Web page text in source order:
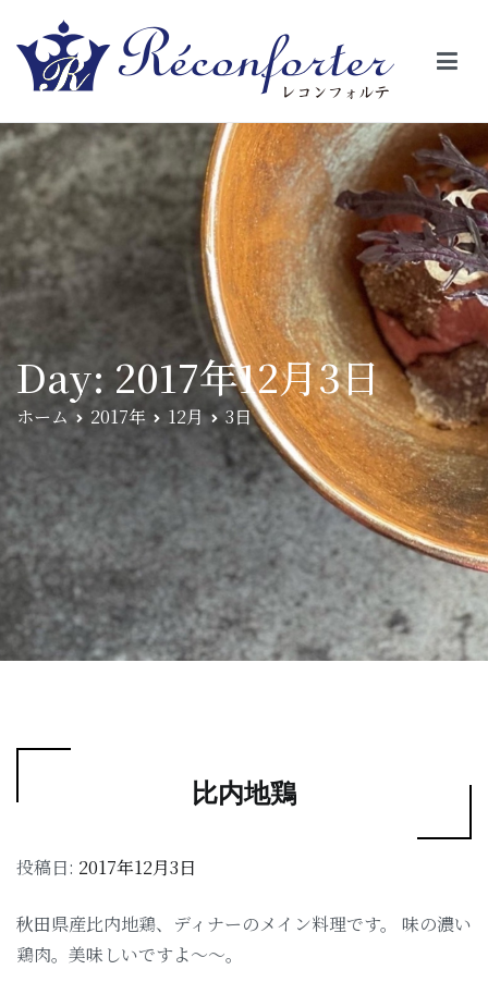
【レコンフォルテ】吹田・千里山/フレンチ（フラ
ンス料理）
絵の様に見える。そんな空間で、ゆっくり素材そのものの旨さを閉
じ込めたフレンチを・・・・・。
Day: 2017年12月3日
ホーム 2017年 12月 3日
比内地鶏
投稿日: 2017年12月3日
秋田県産比内地鶏、ディナーのメイン料理です。 味の濃い
鶏肉。美味しいですよ〜〜。